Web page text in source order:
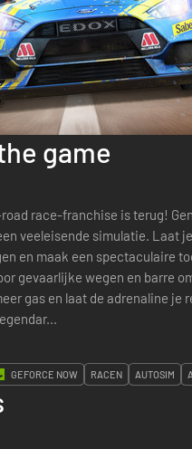
game
race-franchise is terug!
veeleisende simulatie. Laat
en maak een spectaculaire tocht
gevaarlijke wegen en barre
gas en laat de adrenaline
GEFORCE NOW RACEN AUTOSIM